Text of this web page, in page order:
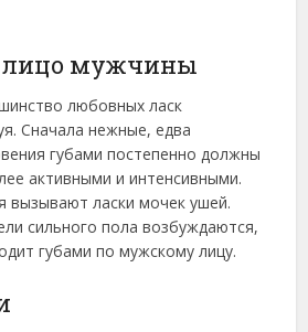
лицо мужчины
любовных ласк
Сначала нежные, едва
губами постепенно должны
активными и интенсивными.
ласки мочек ушей.
сильного пола возбуждаются,
губами по мужскому лицу.